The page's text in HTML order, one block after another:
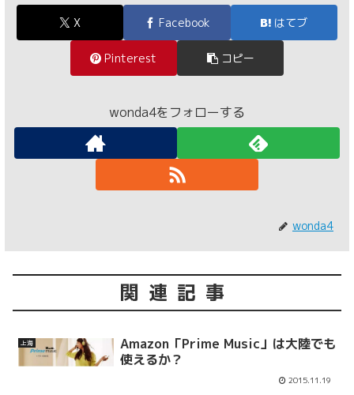
X Facebook はてブ
Pinterest コピー
wonda4をフォローする
wonda4
関連記事
上海
Amazon「Prime Music」は大陸でも
使えるか？
2015.11.19